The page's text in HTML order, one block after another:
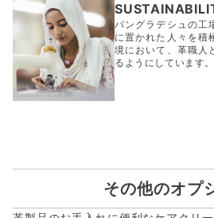
バングラデシュの工
に置かれた人々を積
境において、革職人
るようにしています。
その他のオプ